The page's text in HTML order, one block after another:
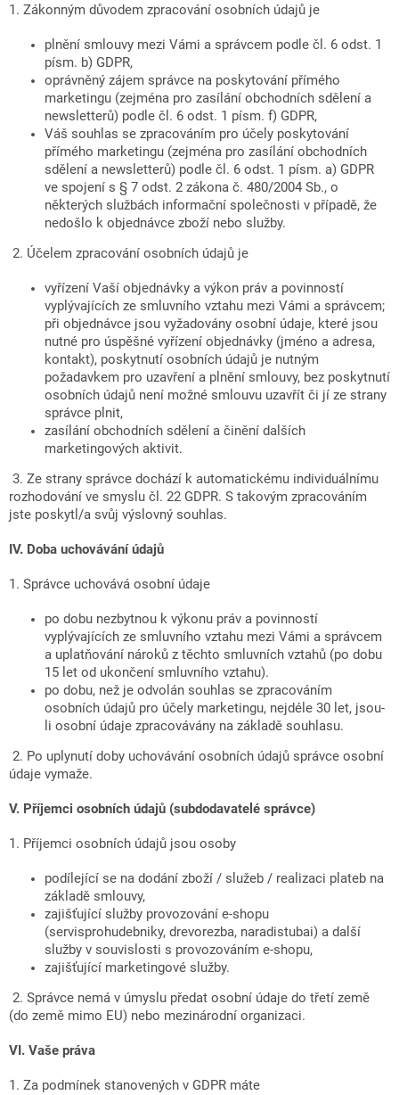
1. Zákonným důvodem zpracování osobních údajů je
plnění smlouvy mezi Vámi a správcem podle čl. 6 odst. 1
písm. b) GDPR,
oprávněný zájem správce na poskytování přímého
marketingu (zejména pro zasílání obchodních sdělení a
newsletterů) podle čl. 6 odst. 1 písm. f) GDPR,
Váš souhlas se zpracováním pro účely poskytování
přímého marketingu (zejména pro zasílání obchodních
sdělení a newsletterů) podle čl. 6 odst. 1 písm. a) GDPR
ve spojení s § 7 odst. 2 zákona č. 480/2004 Sb., o
některých službách informační společnosti v případě, že
nedošlo k objednávce zboží nebo služby.
2. Účelem zpracování osobních údajů je
vyřízení Vaší objednávky a výkon práv a povinností
vyplývajících ze smluvního vztahu mezi Vámi a správcem;
při objednávce jsou vyžadovány osobní údaje, které jsou
nutné pro úspěšné vyřízení objednávky (jméno a adresa,
kontakt), poskytnutí osobních údajů je nutným
požadavkem pro uzavření a plnění smlouvy, bez poskytnutí
osobních údajů není možné smlouvu uzavřít či jí ze strany
správce plnit,
zasílání obchodních sdělení a činění dalších
marketingových aktivit.
3. Ze strany správce dochází k automatickému individuálnímu
rozhodování ve smyslu čl. 22 GDPR. S takovým zpracováním
jste poskytl/a svůj výslovný souhlas.
IV. Doba uchovávání údajů
1. Správce uchovává osobní údaje
po dobu nezbytnou k výkonu práv a povinností
vyplývajících ze smluvního vztahu mezi Vámi a správcem
a uplatňování nároků z těchto smluvních vztahů (po dobu
15 let od ukončení smluvního vztahu).
po dobu, než je odvolán souhlas se zpracováním
osobních údajů pro účely marketingu, nejdéle 30 let, jsou-
li osobní údaje zpracovávány na základě souhlasu.
2. Po uplynutí doby uchovávání osobních údajů správce osobní
údaje vymaže.
V. Příjemci osobních údajů (subdodavatelé správce)
1. Příjemci osobních údajů jsou osoby
podílející se na dodání zboží / služeb / realizaci plateb na
základě smlouvy,
zajišťující služby provozování e-shopu
(servisprohudebniky, drevorezba, naradistubai) a další
služby v souvislosti s provozováním e-shopu,
zajišťující marketingové služby.
2. Správce nemá v úmyslu předat osobní údaje do třetí země
(do země mimo EU) nebo mezinárodní organizaci.
VI. Vaše práva
1. Za podmínek stanovených v GDPR máte